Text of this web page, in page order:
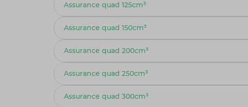
Assurance quad 125cm³
Assurance quad 150cm³
Assurance quad 200cm³
Assurance quad 250cm³
Assurance quad 300cm³